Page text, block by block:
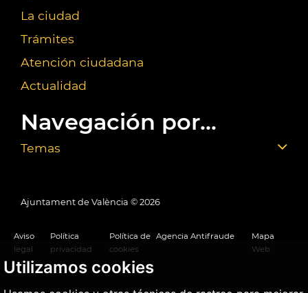
Utilizamos cookies
La ciudad
Trámites
Atención ciudadana
Actualidad
Navegación por...
Temas
Ajuntament de València © 2026
Aviso
legal
Política
privacidad
Política de
cookies
Agencia Antifraude
Mapa
Web